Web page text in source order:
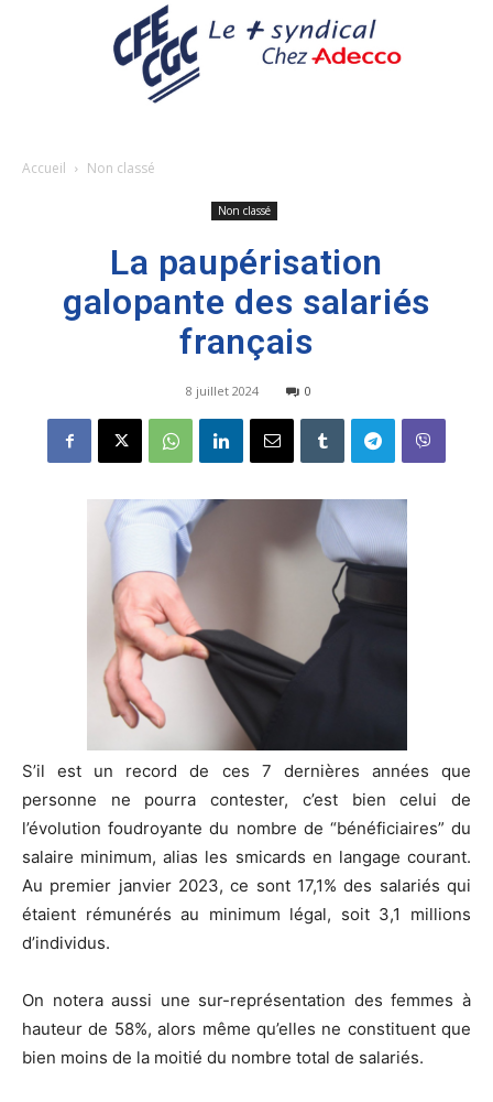
Accueil Non classé
Non classé
La paupérisation
galopante des salariés
français
8 juillet 2024 0
S’il est un record de ces 7 dernières années que
personne ne pourra contester, c’est bien celui de
l’évolution foudroyante du nombre de “bénéficiaires” du
salaire minimum, alias les smicards en langage courant.
Au premier janvier 2023, ce sont 17,1% des salariés qui
étaient rémunérés au minimum légal, soit 3,1 millions
d’individus.
On notera aussi une sur-représentation des femmes à
hauteur de 58%, alors même qu’elles ne constituent que
bien moins de la moitié du nombre total de salariés.